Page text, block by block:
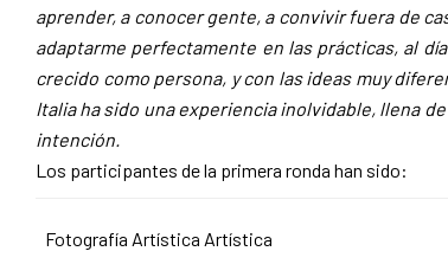
aprender, a conocer gente, a convivir fuera de
adaptarme perfectamente en las prácticas, al
crecido como persona, y con las ideas muy
Italia ha sido una experiencia inolvidable, llena
intención.
Los participantes de la primera ronda han sido:
Fotografía Artística Artística